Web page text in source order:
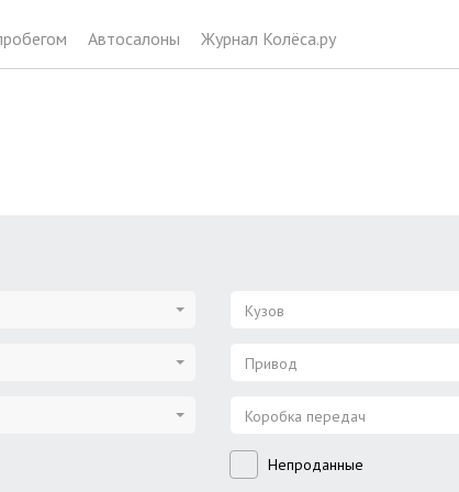
Автосалоны Журнал Колёса.ру
Кузов
Привод
Коробка передач
Непроданные